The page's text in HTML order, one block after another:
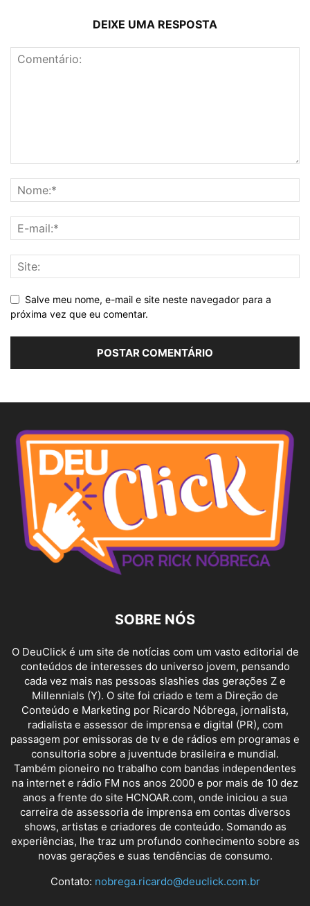
DEIXE UMA RESPOSTA
Salve meu nome, e-mail e site neste navegador para a
próxima vez que eu comentar.
SOBRE NÓS
O DeuClick é um site de notícias com um vasto editorial de
conteúdos de interesses do universo jovem, pensando
cada vez mais nas pessoas slashies das gerações Z e
Millennials (Y). O site foi criado e tem a Direção de
Conteúdo e Marketing por Ricardo Nóbrega, jornalista,
radialista e assessor de imprensa e digital (PR), com
passagem por emissoras de tv e de rádios em programas e
consultoria sobre a juventude brasileira e mundial.
Também pioneiro no trabalho com bandas independentes
na internet e rádio FM nos anos 2000 e por mais de 10 dez
anos a frente do site HCNOAR.com, onde iniciou a sua
carreira de assessoria de imprensa em contas diversos
shows, artistas e criadores de conteúdo. Somando as
experiências, lhe traz um profundo conhecimento sobre as
novas gerações e suas tendências de consumo.
Contato: nobrega.ricardo@deuclick.com.br